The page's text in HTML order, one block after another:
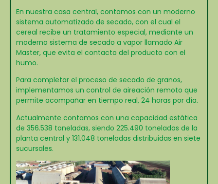
En nuestra casa central, contamos con un moderno
sistema automatizado de secado, con el cual el
cereal recibe un tratamiento especial, mediante un
moderno sistema de secado a vapor llamado Air
Master, que evita el contacto del producto con el
humo.
Para completar el proceso de secado de granos,
implementamos un control de aireación remoto que
permite acompañar en tiempo real, 24 horas por día.
Actualmente contamos con una capacidad estática
de 356.538 toneladas, siendo 225.490 toneladas de la
planta central y 131.048 toneladas distribuidas en siete
sucursales.